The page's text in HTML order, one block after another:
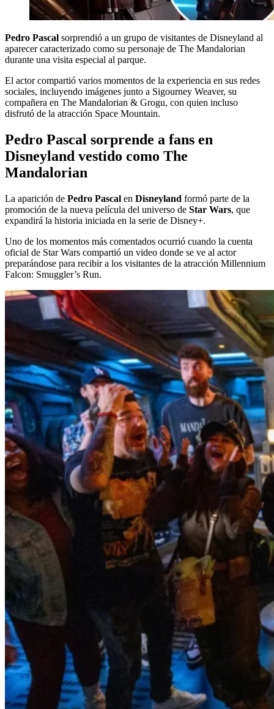
Pedro Pascal sorprendió a un grupo de visitantes de Disneyland al
aparecer caracterizado como su personaje de The Mandalorian
durante una visita especial al parque.
El actor compartió varios momentos de la experiencia en sus redes
sociales, incluyendo imágenes junto a Sigourney Weaver, su
compañera en The Mandalorian & Grogu, con quien incluso
disfrutó de la atracción Space Mountain.
Pedro Pascal sorprende a fans en
Disneyland vestido como The
Mandalorian
La aparición de Pedro Pascal en Disneyland formó parte de la
promoción de la nueva película del universo de Star Wars, que
expandirá la historia iniciada en la serie de Disney+.
Uno de los momentos más comentados ocurrió cuando la cuenta
oficial de Star Wars compartió un video donde se ve al actor
preparándose para recibir a los visitantes de la atracción Millennium
Falcon: Smuggler’s Run.